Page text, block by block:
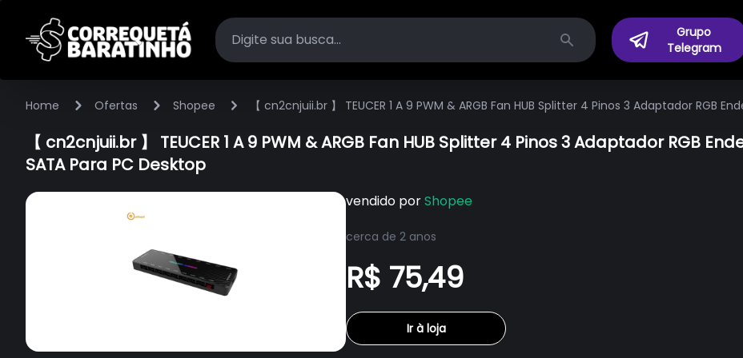
Search
Grupo
Telegram
Home Ofertas Shopee
【 cn2cnjuii.br 】 TEUCER 1 A 9 PWM & ARGB Fan HUB Splitter 4 Pinos 3 Adaptador
【 cn2cnjuii.br 】 TEUCER 1 A 9 PWM & ARGB Fan HUB Splitter 4 Pinos 3 Adaptador RGB
SATA Para PC Desktop
vendido porShopee
cerca de 2 anos
R$ 75,49
Ir à loja